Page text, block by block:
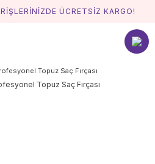
ÜCRETSİZ KARGO!
Topuz Saç Fırçası